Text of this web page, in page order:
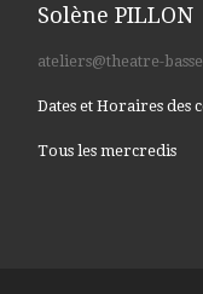
Solène PILLON
ateliers@theatre-
Dates et Horaires des
Tous les mercredis